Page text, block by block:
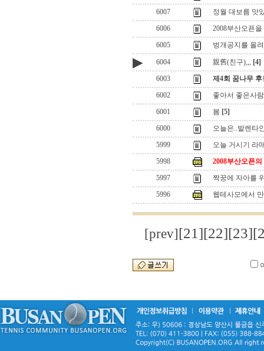
6007
정월 대보름 맛
6006
2008부산오픈
6005
벙개공지를 올
▶ 6004 親舊(친구),,, [4]
6003
제4회 꿈나무
6002
좋아서 좋은사람
6001
봄 [5]
6000
오늘은..발렌타
5999
오늘 거시기 라
5998
2008부산오픈
5997
짝꿍에 자아를
5996
웹테사모에서
[prev][21][22][23]